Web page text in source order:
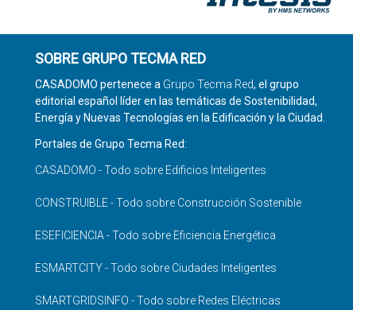
SOBRE GRUPO TECMA RED
CASADOMO pertenece a Grupo Tecma Red, el grupo
editorial español líder en las temáticas de Sostenibilidad,
Energía y Nuevas Tecnologías en la Edificación y la Ciudad.
Portales de Grupo Tecma Red:
CASADOMO - Todo sobre Edificios Inteligentes
CONSTRUIBLE - Todo sobre Construcción Sostenible
ESEFICIENCIA - Todo sobre Eficiencia Energética
ESMARTCITY - Todo sobre Ciudades Inteligentes
SMARTGRIDSINFO - Todo sobre Redes Eléctricas